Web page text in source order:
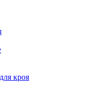
кроя